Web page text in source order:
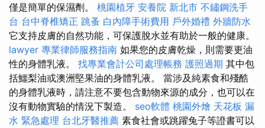
僅是簡單的保濕劑。 桃園植牙 安養院 新北市 不鏽鋼洗手
台 台中脊椎矯正 跳蚤 白內障手術費用 戶外婚禮 外牆防水
它支持皮膚的自然功能，可保護脫水並有助於一般的健康。
lawyer 專業律師服務指南 如果您的皮膚乾燥，則需要更油
性的身體乳液。 找專業會計公司處理帳務 護照過期 其中包
括鱷梨油或澳洲堅果油的身體乳液。 當涉及純素食和殘酷
的身體乳液時，請注意不要包含動物來源的成分，也可以在
沒有動物實驗的情況下製造。 seo軟體 桃園外燴 天花板 漏
水 緊急處理 台北牙醫推薦 素食社會或跳躍兔子等證書可以